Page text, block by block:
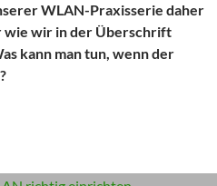
WLAN-Praxisserie daher
wie wir in der Überschrift
kann man tun, wenn der
schlechtem Empfang?